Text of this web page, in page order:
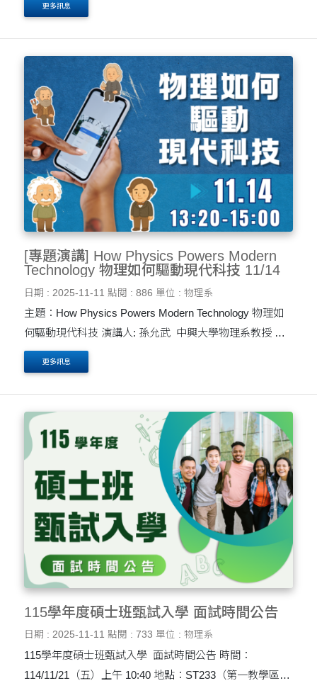
巴奇先生（Papi Bucket） &md....
更多訊息
[專題演講] How Physics Powers Modern
Technology 物理如何驅動現代科技 11/14
日期 : 2025-11-11 點閱 : 886 單位 : 物理系
主題：How Physics Powers Modern Technology 物理如
何驅動現代科技 演講人: 孫允武 中興大學物理系教授 地
點：大智慧科技大樓1樓 ST114 時間：11月14日 週
更多訊息
115學年度碩士班甄試入學 面試時間公告
日期 : 2025-11-11 點閱 : 733 單位 : 物理系
115學年度碩士班甄試入學 面試時間公告 時間：
114/11/21（五）上午 10:40 地點：ST233（第一教學區大